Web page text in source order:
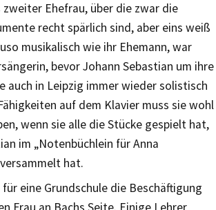
Ehefrau, über die zwar die
recht spärlich sind, aber eins weiß
musikalisch wie ihr Ehemann, war
bevor Johann Sebastian um ihre
auch in Leipzig immer wieder solistisch
auf dem Klavier muss sie wohl
wenn sie alle die Stücke gespielt hat,
im „Notenbüchlein für Anna
hat.
eine Grundschule die Beschäftigung